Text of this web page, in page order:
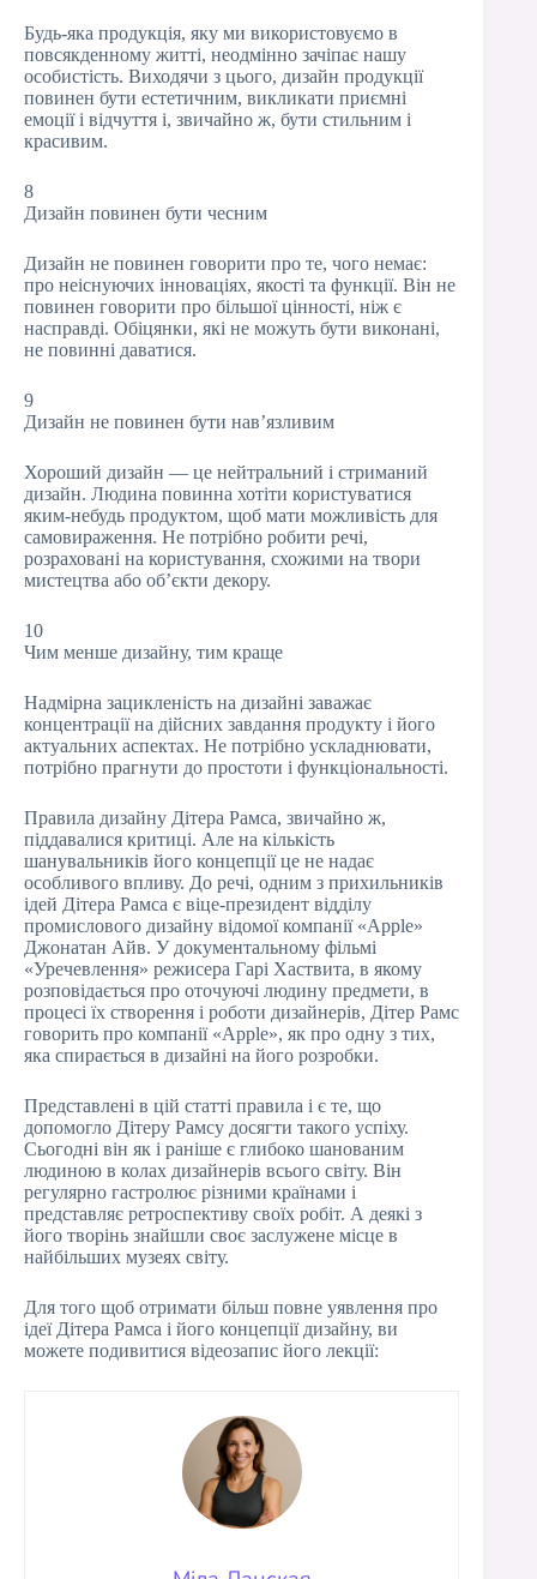
Будь-яка продукція, яку ми використовуємо в
повсякденному житті, неодмінно зачіпає нашу
особистість. Виходячи з цього, дизайн продукції
повинен бути естетичним, викликати приємні
емоції і відчуття і, звичайно ж, бути стильним і
красивим.
8
Дизайн повинен бути чесним
Дизайн не повинен говорити про те, чого немає:
про неіснуючих інноваціях, якості та функції. Він не
повинен говорити про більшої цінності, ніж є
насправді. Обіцянки, які не можуть бути виконані,
не повинні даватися.
9
Дизайн не повинен бути нав’язливим
Хороший дизайн — це нейтральний і стриманий
дизайн. Людина повинна хотіти користуватися
яким-небудь продуктом, щоб мати можливість для
самовираження. Не потрібно робити речі,
розраховані на користування, схожими на твори
мистецтва або об’єкти декору.
10
Чим менше дизайну, тим краще
Надмірна зацикленість на дизайні заважає
концентрації на дійсних завдання продукту і його
актуальних аспектах. Не потрібно ускладнювати,
потрібно прагнути до простоти і функціональності.
Правила дизайну Дітера Рамса, звичайно ж,
піддавалися критиці. Але на кількість
шанувальників його концепції це не надає
особливого впливу. До речі, одним з прихильників
ідей Дітера Рамса є віце-президент відділу
промислового дизайну відомої компанії «Apple»
Джонатан Айв. У документальному фільмі
«Уречевлення» режисера Гарі Хаствита, в якому
розповідається про оточуючі людину предмети, в
процесі їх створення і роботи дизайнерів, Дітер Рамс
говорить про компанії «Apple», як про одну з тих,
яка спирається в дизайні на його розробки.
Представлені в цій статті правила і є те, що
допомогло Дітеру Рамсу досягти такого успіху.
Сьогодні він як і раніше є глибоко шанованим
людиною в колах дизайнерів всього світу. Він
регулярно гастролює різними країнами і
представляє ретроспективу своїх робіт. А деякі з
його творінь знайшли своє заслужене місце в
найбільших музеях світу.
Для того щоб отримати більш повне уявлення про
ідеї Дітера Рамса і його концепції дизайну, ви
можете подивитися відеозапис його лекції: